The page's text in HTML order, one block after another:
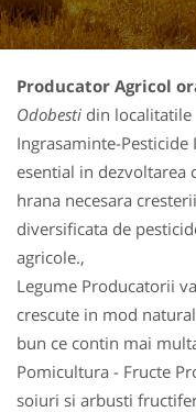
Producator Agricol
Odobesti din localitatile
Ingrasaminte-
esential in dezvoltarea
hrana necesara
diversificata de
agricole.,
Legume Producatorii
crescute in mod
bun ce contin mai
Pomicultura - Fructe
soiuri si arbusti